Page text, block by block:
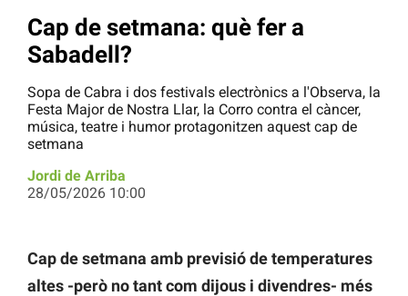
Cap de setmana: què fer a
Sabadell?
Sopa de Cabra i dos festivals electrònics a l'Observa, la
Festa Major de Nostra Llar, la Corro contra el càncer,
música, teatre i humor protagonitzen aquest cap de
setmana
Jordi de Arriba
28/05/2026 10:00
Cap de setmana amb previsió de temperatures
altes -però no tant com dijous i divendres- més